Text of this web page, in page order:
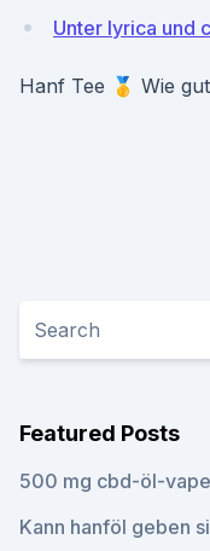
Unter lyrica und
Hanf Tee 🥇 Wie
Featured Posts
500 mg cbd-öl-vape
Kann hanföl geben